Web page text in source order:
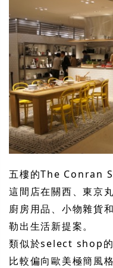
五樓的The Conran
這間店在關西、東京
廚房用品、小物雜貨
勒出生活新提案。
類似於select shop的
比較偏向歐美極簡風